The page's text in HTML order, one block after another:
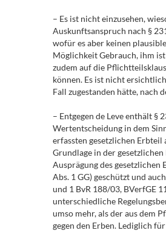
– Es ist nicht einzusehen,
Auskunftsanspruch nach §
wofür es aber keinen
Möglichkeit Gebrauch, ihm
zudem auf die
können. Es ist nicht
Fall zugestanden hätte, nach
– Entgegen de Leve enthält §
Wertentscheidung in dem
erfassten gesetzlichen
Grundlage in der
Ausprägung des
Abs. 1 GG) geschützt und
und 1 BvR 188/03, BVerfGE
unterschiedliche
umso mehr, als der aus dem
gegen den Erben. Lediglich